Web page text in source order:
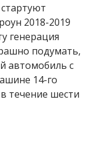
2018-2019
генерация
подумать,
автомобиль с
14-го
течение шести